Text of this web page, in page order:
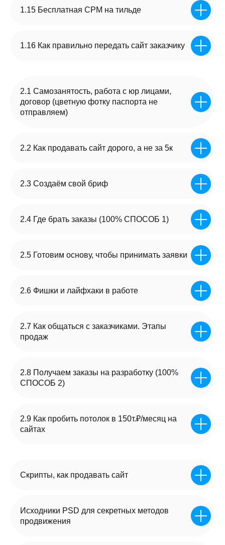
1.15 Бесплатная СРМ на тильде
1.16 Как правильно передать сайт заказчику
2.1 Самозанятость, работа с юр лицами,
договор (цветную фотку паспорта не
отправляем)
2.2 Как продавать сайт дорого, а не за 5к
2.3 Создаём свой бриф
2.4 Где брать заказы (100% СПОСОБ 1)
2.5 Готовим основу, чтобы принимать заявки
2.6 Фишки и лайфхаки в работе
2.7 Как общаться с заказчиками. Этапы
продаж
2.8 Получаем заказы на разработку (100%
СПОСОБ 2)
2.9 Как пробить потолок в 150т.₽/месяц на
сайтах
Скрипты, как продавать сайт
Исходники PSD для секретных методов
продвижения
Готовые скрипты под рукой
Умеете доносить ценность
ОБУЧЕНИЕ
С ПРОДАЖИ 1 САЙТА